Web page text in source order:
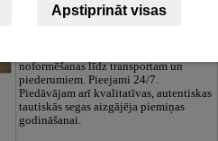
par visu — no
noformēšanas līdz transportam un
piederumiem. Pieejami 24/7.
Piedāvājam arī kvalitatīvas, autentiskas
tautiskās segas aizgājēja piemiņas
godināšanai.
Apstiprināt visas